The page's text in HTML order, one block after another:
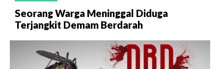
Seorang Warga Meninggal Diduga
Terjangkit Demam Berdarah